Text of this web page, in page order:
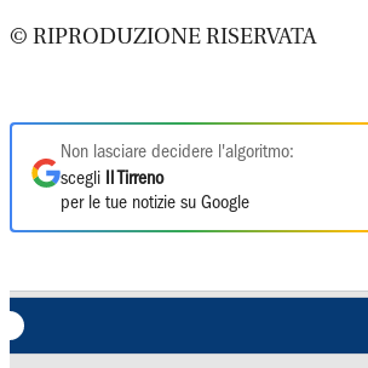
© RIPRODUZIONE RISERVATA
Non lasciare decidere l'algoritmo:
scegli
Il Tirreno
per le tue notizie su Google